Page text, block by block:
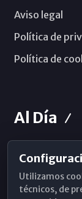
Aviso legal
Política de
Política de
Al Día
Horarios de
Hemeroteca
Utilizamos
técnicos, de